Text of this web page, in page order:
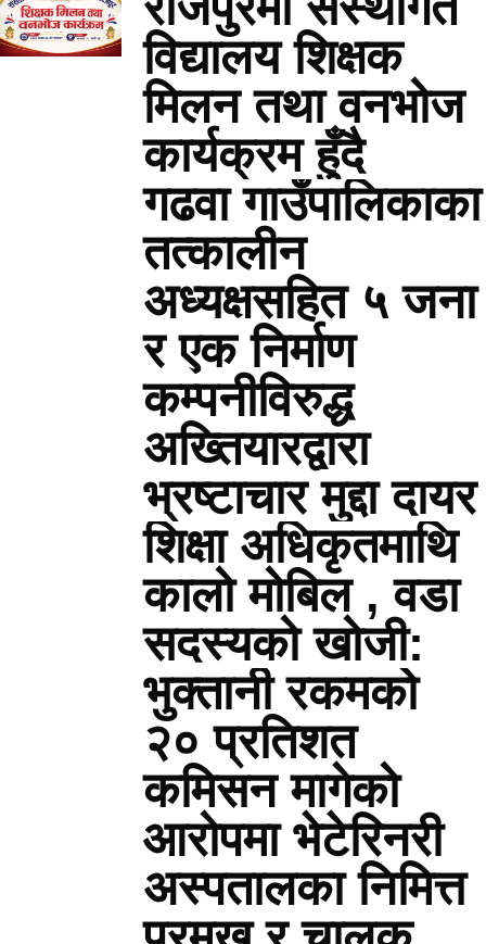
विद्यालय शिक्षक
मिलन तथा वनभोज
कार्यक्रम हुँदै
गढवा गाउँपालिकाका
तत्कालीन
अध्यक्षसहित ५ जना
र एक निर्माण
कम्पनीविरुद्ध
अख्तियारद्वारा
भ्रष्टाचार मुद्दा दायर
शिक्षा अधिकृतमाथि
कालो मोबिल , वडा
सदस्यको खोजी:
भुक्तानी रकमको
२० प्रतिशत
कमिसन मागेको
आरोपमा भेटेरिनरी
अस्पतालका निमित्त